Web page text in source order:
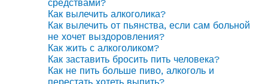
средствами?
Как вылечить алкоголика?
Как вылечить от пьянства, если сам больной
не хочет выздоровления?
Как жить с алкоголиком?
Как заставить бросить пить человека?
Как не пить больше пиво, алкоголь и